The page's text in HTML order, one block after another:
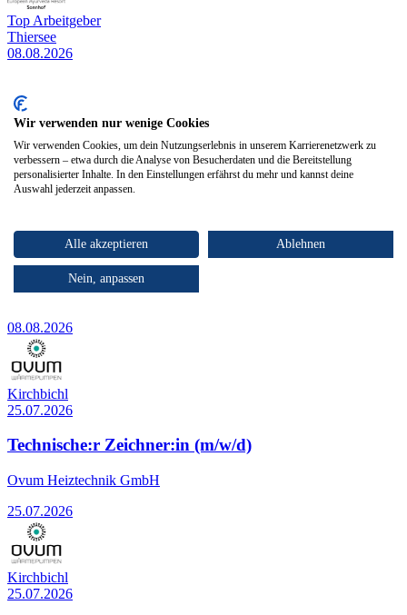
Top Arbeitgeber
Thiersee
08.08.2026
European Ayurveda Resort Sonnhof
08.08.2026
Top Arbeitgeber
Rezeptionsleitung (m/w/d)
Tirol Lodge Ellmau
08.08.2026
Kirchbichl
25.07.2026
Technische:r Zeichner:in (m/w/d)
Ovum Heiztechnik GmbH
25.07.2026
Kirchbichl
25.07.2026
Wir verwenden nur wenige Cookies
Wir verwenden Cookies, um dein Nutzungserlebnis in unserem Karrierenetzwerk zu
verbessern – etwa durch die Analyse von Besucherdaten und die Bereitstellung
personalisierter Inhalte. In den Einstellungen erfährst du mehr und kannst deine
Auswahl jederzeit anpassen.
Alle akzeptieren Ablehnen
Nein, anpassen